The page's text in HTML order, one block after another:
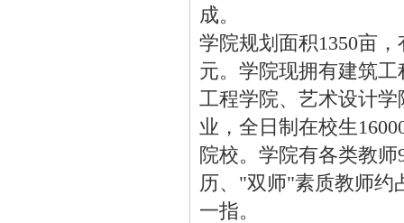
成。
学院规划面积1350亩
元。学院现拥有建筑
工程学院、艺术设计
业，全日制在校生
院校。学院有各类教
历、"双师"素质教师约
一指。